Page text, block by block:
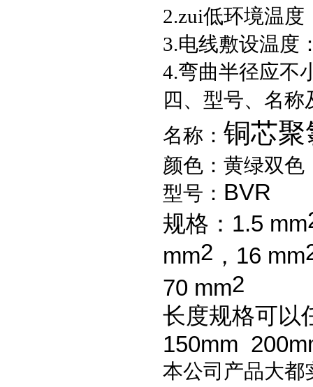
2.zui低环境温
3.电线敷设温
4.弯曲半径应不
四、型号、名称
名称： 铜芯聚
颜色：黄绿双色
型号： BVR
规格： 1.5 mm
mm2 ， 16 mm
70 mm2
长度规格可以
150mm
本公司产品大